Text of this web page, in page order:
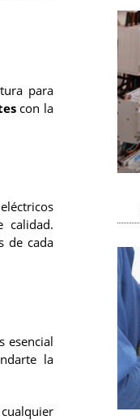
para
con la
calidad.
de cada
esencial
la